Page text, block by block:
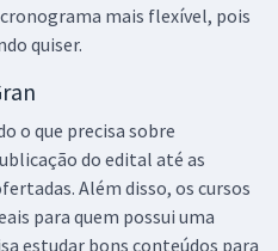
mais flexível, pois
quiser.
o que precisa sobre
do edital até as
Além disso, os cursos
para quem possui uma
estudar bons conteúdos para